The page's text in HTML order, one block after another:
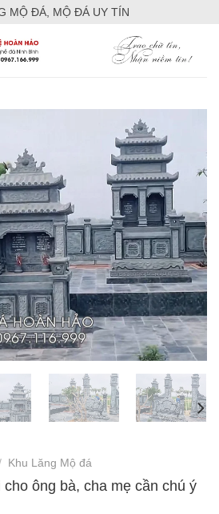
MỘ ĐÁ, MỘ ĐÁ UY TÍN
Khu Lăng Mộ đá
ông bà, cha mẹ cần chú ý